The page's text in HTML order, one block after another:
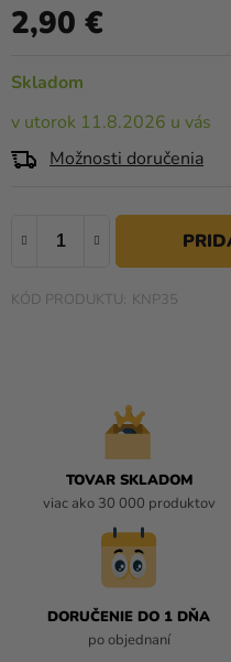
Darčeky
a merch
Sviatky
Kreatívne
Personalizované
produkty
Témy
Blog
Kontakt
produktu
0,0
5
hviezdičiek.
Skladom
v utorok 11.8.2026 u vás
Možnosti doručenia
2,90 €
KNP35
TOVAR SKLADOM
viac ako 30 000 produktov
DORUČENIE DO 1 DŇA
po objednaní